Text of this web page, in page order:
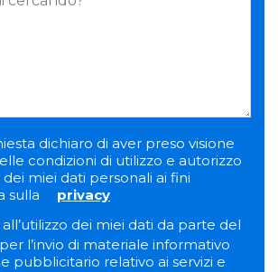
dichiaro di aver preso visione
condizioni di utilizzo e autorizzo
miei dati personali ai fini
sulla
privacy
dei miei dati da parte del
l’invio di materiale informativo
pubblicitario relativo ai servizi e